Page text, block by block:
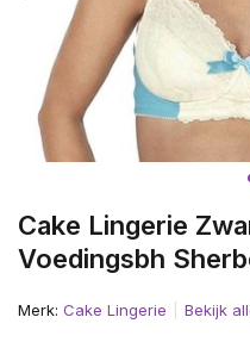
Cake Lingerie
Voedingsbh
Merk: Cake Lingerie Bekijk